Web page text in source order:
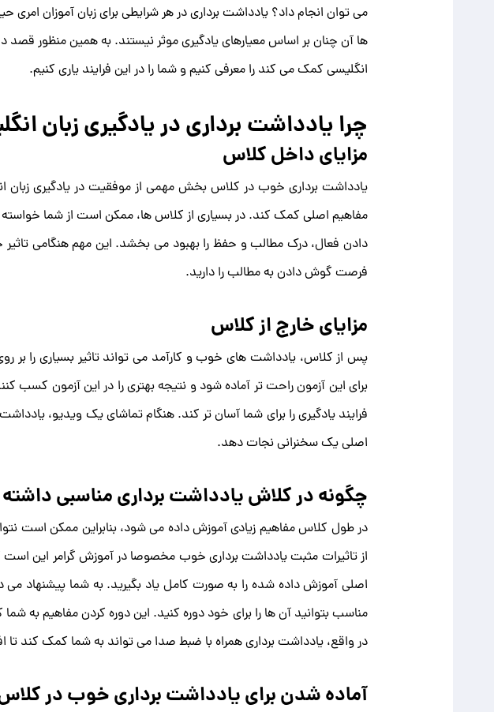
می توان انجام داد؟ یادداشت برداری در هر شرایطی برای زبان آموزان
ها آن چنان بر اساس معیارهای یادگیری موثر نیستند. به همین منظور قصد
انگلیسی کمک می کند را معرفی کنیم و شما را در این فرایند یاری کنیم.
چرا یادداشت برداری در یادگیری زبان
مزایای داخل کلاس
یادداشت برداری خوب در کلاس بخش مهمی از موفقیت در یادگیری زبان
مفاهیم اصلی کمک کند. در بسیاری از کلاس ها، ممکن است از شما
دادن فعال، درک مطالب و حفظ را بهبود می بخشد. این مهم هنگامی
فرصت گوش دادن به مطالب را دارید.
مزایای خارج از کلاس
پس از کلاس، یادداشت های خوب و کارآمد می تواند تاثیر بسیاری را بر
برای این آزمون راحت تر آماده شود و نتیجه بهتری را در این آزمون کسب
فرایند یادگیری را برای شما آسان تر کند. هنگام تماشای یک ویدیو،
اصلی یک سخنرانی نجات دهد.
چگونه در کلاش یادداشت برداری مناسبی
در طول کلاس مفاهیم زیادی آموزش داده می شود، بنابراین ممکن است
از تاثیرات مثبت یادداشت برداری خوب مخصوصا در آموزش گرامر این
اصلی آموزش داده شده را به صورت کامل یاد بگیرید. به شما پیشنهاد
مناسب بتوانید آن ها را برای خود دوره کنید. این دوره کردن مفاهیم به
در واقع، یادداشت برداری همراه با ضبط صدا می تواند به شما کمک کند
آماده شدن برای یادداشت برداری خوب در